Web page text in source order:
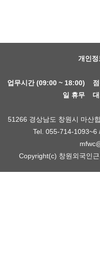
개인정
업무시간 (09:00 ~ 18:00)
일 휴무 대
51266 경상남도 창원시 마산
Tel. 055-714-1093~6
Copyright(c) 창원외국인